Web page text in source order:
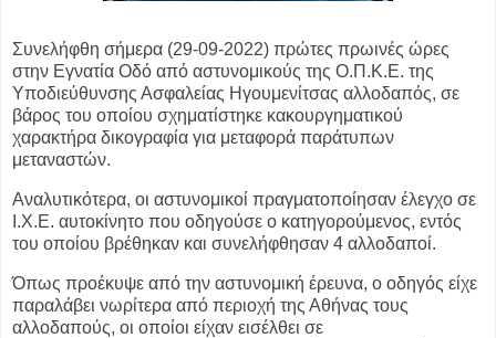
Συνελήφθη σήμερα (29-09-2022) πρώτες πρωινές ώρες
στην Εγνατία Οδό από αστυνομικούς της Ο.Π.Κ.Ε. της
Υποδιεύθυνσης Ασφαλείας Ηγουμενίτσας αλλοδαπός, σε
βάρος του οποίου σχηματίστηκε κακουργηματικού
χαρακτήρα δικογραφία για μεταφορά παράτυπων
μεταναστών.
Αναλυτικότερα, οι αστυνομικοί πραγματοποίησαν έλεγχο σε
Ι.Χ.Ε. αυτοκίνητο που οδηγούσε ο κατηγορούμενος, εντός
του οποίου βρέθηκαν και συνελήφθησαν 4 αλλοδαποί.
Όπως προέκυψε από την αστυνομική έρευνα, ο οδηγός είχε
παραλάβει νωρίτερα από περιοχή της Αθήνας τους
αλλοδαπούς, οι οποίοι είχαν εισέλθει σε